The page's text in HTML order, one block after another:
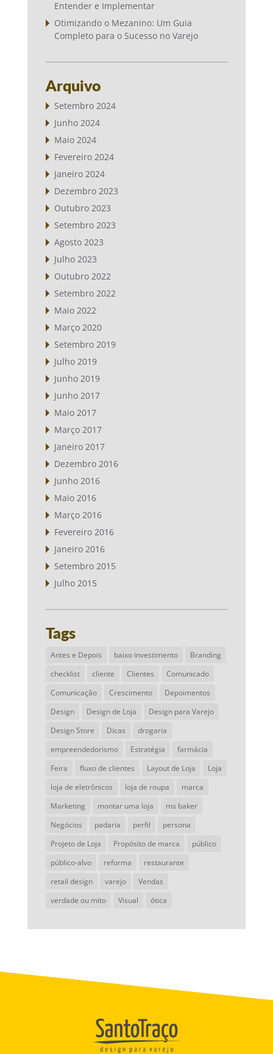
Entender e Implementar
Otimizando o Mezanino: Um Guia
Completo para o Sucesso no Varejo
Arquivo
Setembro 2024
Junho 2024
Maio 2024
Fevereiro 2024
Janeiro 2024
Dezembro 2023
Outubro 2023
Setembro 2023
Agosto 2023
Julho 2023
Outubro 2022
Setembro 2022
Maio 2022
Março 2020
Setembro 2019
Julho 2019
Junho 2019
Junho 2017
Maio 2017
Março 2017
Janeiro 2017
Dezembro 2016
Junho 2016
Maio 2016
Março 2016
Fevereiro 2016
Janeiro 2016
Setembro 2015
Julho 2015
Tags
Antes e Depois baixo investimento
Branding
checklist
cliente Clientes
Comunicado
Comunicação
Crescimento
Depoimentos
Design
Design de Loja
Design para Varejo
Design Store
Dicas
drogaria
empreendedorismo
Estratégia
farmácia
Feira
fluxo de clientes Layout de Loja
Loja
loja de eletrônicos
loja de roupa
marca
Marketing
montar uma loja
ms baker
Negócios
padaria perfil
persona
Projeto de Loja
Propósito de marca
público
público-alvo
reforma
restaurante
retail design
varejo
Vendas
verdade ou mito
Visual ótica